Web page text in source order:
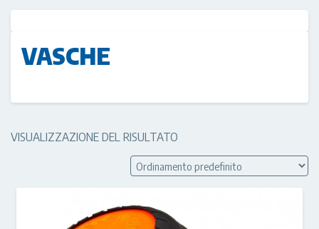
VASCHE
VISUALIZZAZIONE DEL RISULTATO